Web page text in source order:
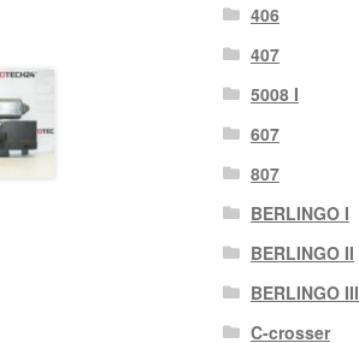
406
407
5008 I
607
807
BERLINGO I
BERLINGO II
BERLINGO III
C-crosser